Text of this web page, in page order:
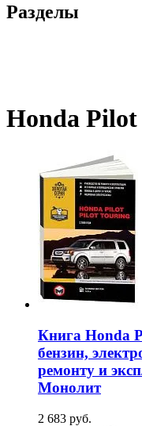
Разделы
Honda Pilot
Книга Honda
бензин,
ремонту и
Монолит
2 683 руб.